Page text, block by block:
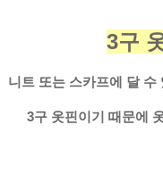
3구
니트 또는 스카프에 달 수
3구 옷핀이기 때문에